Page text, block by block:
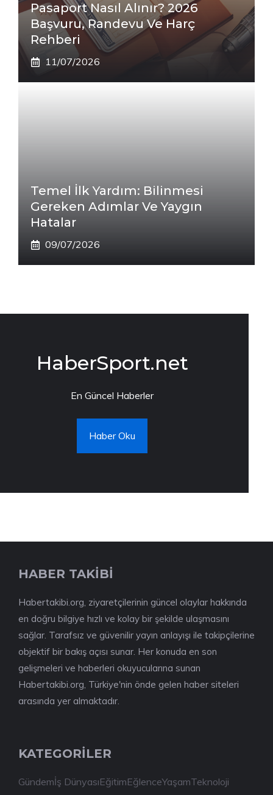
Pasaport Nasıl Alınır? 2026
Başvuru, Randevu Ve Harç
Rehberi
11/07/2026
Temel İlk Yardım: Bilinmesi
Gereken Adımlar Ve Yaygın
Hatalar
09/07/2026
HaberSport.net
En Güncel Haberler
Haber Oku
HABER TAKİBİ
Habertakibi.org, ziyaretçilerinin güncel olaylar hakkında
en doğru bilgiye hızlı ve kolay bir şekilde ulaşmasını
sağlar. Tarafsız ve güvenilir yayın anlayışı ile takipçilerine
objektif bir bakış açısı sunar. Her konuda en son
gelişmeleri ve haberleri okuyucularına sunan
Habertakibi.org, Türkiye'nin önde gelen haber siteleri
arasında yer almaktadır.
KATEGORİLER
Gündemİş DünyasıEğitimEğlenceYaşamTeknoloji